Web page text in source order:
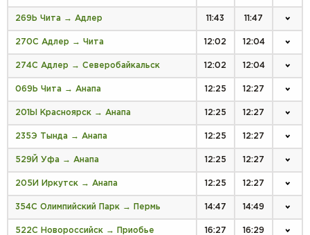
269Ь Чита → Адлер 11:43 11:47
270С Адлер → Чита 12:02 12:04
274С Адлер → Северобайкальск 12:02 12:04
069Ь Чита → Анапа 12:25 12:27
201Ы Красноярск → Анапа 12:25 12:27
235Э Тында → Анапа 12:25 12:27
529Й Уфа → Анапа 12:25 12:27
205И Иркутск → Анапа 12:25 12:27
354С Олимпийский Парк → Пермь 14:47 14:49
522С Новороссийск → Приобье 16:27 16:29